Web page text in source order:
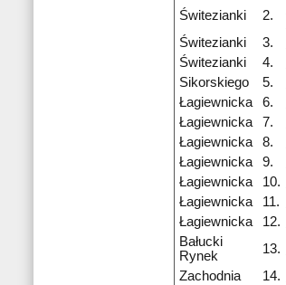
Świtezianki
2.
Świtezianki 3.
Świtezianki
4.
Sikorskiego
5.
Łagiewnicka
6.
Łagiewnicka
7.
Łagiewnicka
8.
Łagiewnicka
9.
Łagiewnicka
10.
Łagiewnicka
11.
Łagiewnicka
12.
Bałucki
Rynek
13.
Zachodnia 14.